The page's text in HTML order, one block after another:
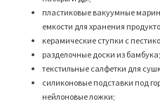
пластиковые вакуумные
емкости для хранения
керамические ступки с
разделочные доски из бамбука;
текстильные салфетки для
силиконовые подставки под
нейлоновые ложки;